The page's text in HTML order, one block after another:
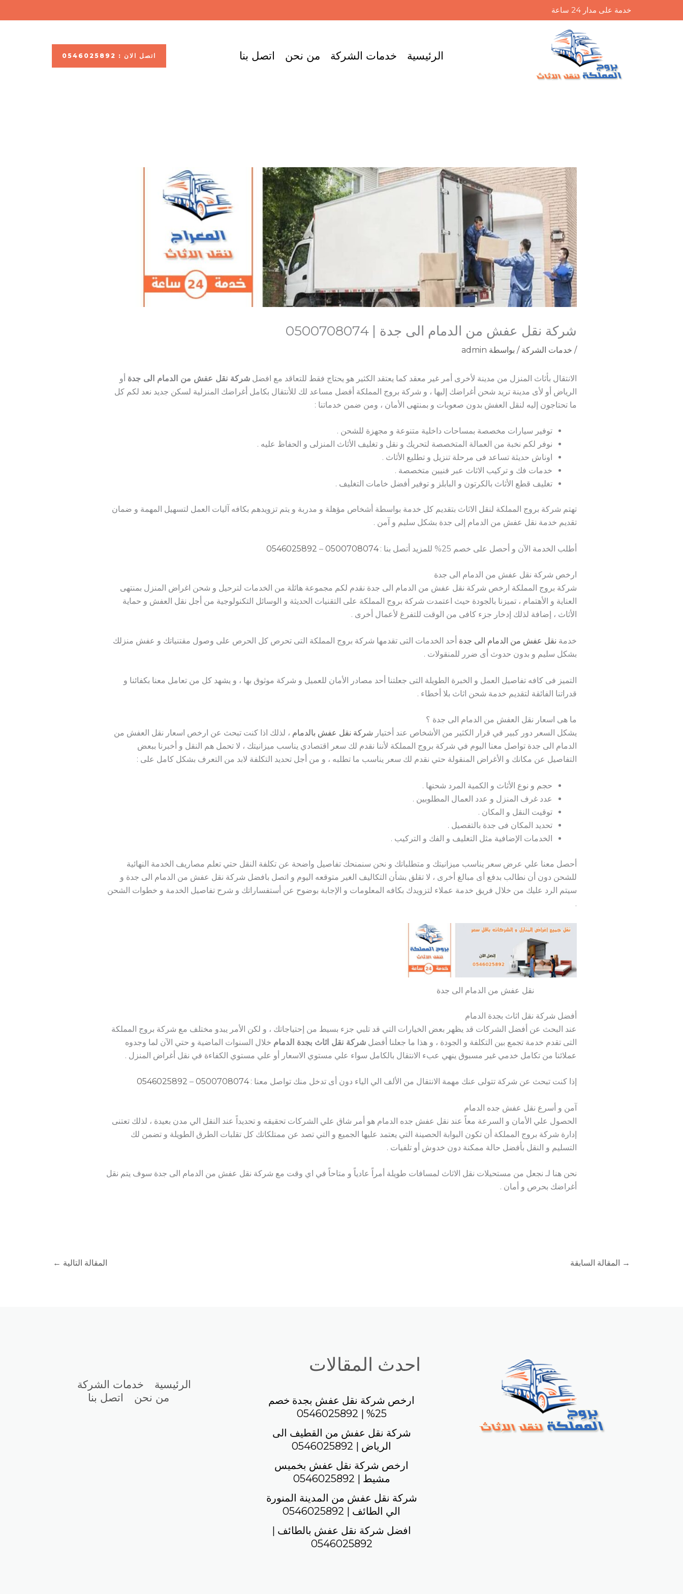
إلى
خدمة على مدار 24 ساعة
الرئيسية خدمات الشركة من نحن اتصل بنا اتصل الان : 0546025892
شركة نقل عفش من الدمام الى جدة | 0500708074
/ خدمات الشركة / بواسطة admin
الانتقال بأثاث المنزل من مدينة لأخرى أمر غير معقد كما يعتقد الكثير هو يحتاج فقط للتعاقد مع افضل شركة نقل عفش من الدمام الى جدة أو
الرياض أو لأى مدينة تريد شحن أغراضك إليها ، و شركة بروج المملكة أفضل مساعد لك للأنتقال بكامل أغراضك المنزلية لسكن جديد نعد لكم كل
ما تحتاجون إليه لنقل العفش بدون صعوبات و بمنتهى الأمان ، ومن ضمن خدماتنا :
توفير سيارات مخصصة بمساحات داخلية متنوعة و مجهزة للشحن .
نوفر لكم نخبة من العمالة المتخصصة لتحريك و نقل و تغليف الأثاث المنزلى و الحفاظ عليه .
اوناش حديثة تساعد فى مرحلة تنزيل و تطليع الأثاث .
خدمات فك و تركيب الاثاث عبر فنيين متخصصة .
تغليف قطع الأثاث بالكرتون و البابلز و توفير أفضل خامات التغليف .
تهتم شركة بروج المملكة لنقل الاثاث بتقديم كل خدمة بواسطة أشخاص مؤهلة و مدربة و يتم تزويدهم بكافه آليات العمل لتسهيل المهمة و ضمان
تقديم خدمة نقل عفش من الدمام إلى جدة بشكل سليم و آمن .
أطلب الخدمة الآن و أحصل على خصم 25% للمزيد أتصل بنا : 0500708074
–
0546025892
ارخص شركة نقل عفش من الدمام الى جدة
شركة بروج المملكة ارخص شركة نقل عفش من الدمام الى جدة نقدم لكم مجموعة هائلة من الخدمات لترحيل و شحن اغراض المنزل بمنتهى
العناية و الأهتمام ، تميزنا بالجودة حيث اعتمدت شركة بروج المملكة على التقنيات الحديثة و الوسائل التكنولوجية من أجل نقل العفش و حماية
الأثاث ، إضافة لذلك إدخار جزء كافى من الوقت للتفرغ لأعمال أخرى .
خدمة نقل عفش من الدمام الى جدة أحد الخدمات التى تقدمها شركة بروج المملكة التى تحرص كل الحرص على وصول مقتنياتك و عفش منزلك
بشكل سليم و بدون حدوث أى ضرر للمنقولات .
التميز فى كافه تفاصيل العمل و الخبرة الطويلة التى جعلتنا أحد مصادر الأمان للعميل و شركة موثوق بها ، و يشهد كل من تعامل معنا بكفائنا و
قدراتنا الفائقة لتقديم خدمة شحن اثاث بلا أخطاء .
ما هى اسعار نقل العفش من الدمام الى جدة ؟
يشكل السعر دور كبير في قرار الكثير من الأشخاص عند أختيار شركة نقل عفش بالدمام ، لذلك اذا كنت تبحث عن ارخص اسعار نقل العفش من
الدمام الى جدة تواصل معنا اليوم في شركة بروج المملكة لأننا نقدم لك سعر اقتصادي يناسب ميزانيتك ، لا تحمل هم النقل و أخبرنا ببعض
التفاصيل عن مكانك و الأغراض المنقولة حتي نقدم لك سعر يناسب ما تطلبه ، و من أجل تحديد التكلفة لابد من التعرف بشكل كامل على :
حجم و نوع الأثاث و الكمية المرد شحنها .
عدد غرف المنزل و عدد العمال المطلوبين .
توقيت النقل و المكان .
تحديد المكان فى جدة بالتفصيل .
الخدمات الإضافية مثل التغليف و الفك و التركيب .
أحصل معنا علي عرض سعر يناسب ميزانيتك و متطلباتك و نحن سنمنحك تفاصيل واضحة عن تكلفة النقل حتي تعلم مصاريف الخدمة النهائية
للشحن دون أن نطالب بدفع أى مبالغ أخرى ، لا تقلق بشأن التكاليف الغير متوقعه اليوم و اتصل بافضل شركة نقل عفش من الدمام الى جدة و
سيتم الرد عليك من خلال فريق خدمة عملاء لتزويدك بكافه المعلومات و الإجابة بوضوح عن أستفساراتك و شرح تفاصيل الخدمة و خطوات الشحن
.
نقل عفش من الدمام الى جدة
أفضل شركة نقل اثاث بجدة الدمام
عند البحث عن أفضل الشركات قد يظهر بعض الخيارات التي قد تلبي جزء بسيط من إحتياجاتك ، و لكن الأمر يبدو مختلف مع شركة بروج المملكة
التى تقدم خدمة تجمع بين التكلفة و الجودة ، و هذا ما جعلنا أفضل شركة نقل اثاث بجدة الدمام خلال السنوات الماضية و حتي الآن لما وجدوه
عملائنا من تكامل خدمي غير مسبوق ينهي عبء الانتقال بالكامل سواء علي مستوي الاسعار أو علي مستوي الكفاءة في نقل أغراض المنزل .
إذا كنت تبحث عن شركة تتولى عنك مهمة الانتقال من الألف الي الياء دون أى تدخل منك تواصل معنا :0500708074
–
0546025892
آمن و أسرع نقل عفش جده الدمام
الحصول علي الأمان و السرعة معاً عند نقل عفش جده الدمام هو أمر شاق علي الشركات تحقيقه و تحديداً عند النقل الي مدن بعيدة ، لذلك تعتنى
إدارة شركة بروج المملكة أن تكون البوابة الحصينة التي يعتمد عليها الجميع و التي تصد عن ممتلكاتك كل تقلبات الطرق الطويلة و تضمن لك
التسليم و النقل بأفضل حالة ممكنة دون خدوش أو تلفيات .
نحن هنا لـ نجعل من مستحيلات نقل الاثاث لمسافات طويلة أمراً عادياً و متاحاً في اي وقت مع شركة نقل عفش من الدمام الى جدة سوف يتم نقل
أغراضك بحرص و أمان .
→ المقالة السابقة المقالة التالية ←
احدث المقالات
ارخص شركة نقل عفش بجدة خصم
25% | 0546025892
شركة نقل عفش من القطيف الى
الرياض | 0546025892
ارخص شركة نقل عفش بخميس
مشيط | 0546025892
شركة نقل عفش من المدينة المنورة
الي الطائف | 0546025892
افضل شركة نقل عفش بالطائف |
0546025892
الرئيسية
خدمات الشركة
من نحن
اتصل بنا